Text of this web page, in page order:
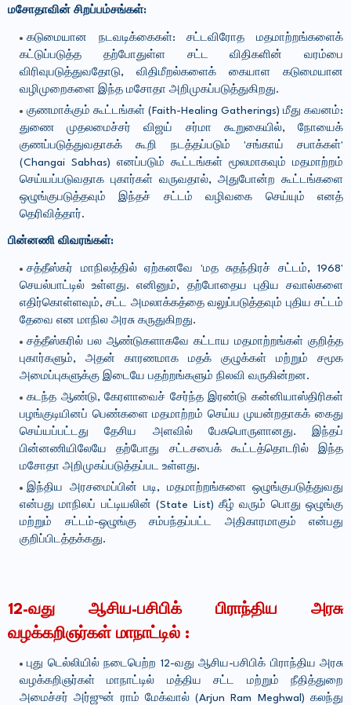
மசோதாவின் சிறப்பம்சங்கள்:
கடுமையான நடவடிக்கைகள்: சட்டவிரோத மதமாற்றங்களைக்
கட்டுப்படுத்த தற்போதுள்ள சட்ட விதிகளின் வரம்பை
விரிவுபடுத்துவதோடு, விதிமீறல்களைக் கையாள கடுமையான
வழிமுறைகளை இந்த மசோதா அறிமுகப்படுத்துகிறது.
குணமாக்கும் கூட்டங்கள் (Faith-Healing Gatherings) மீது கவனம்:
துணை முதலமைச்சர் விஜய் சர்மா கூறுகையில், நோயைக்
குணப்படுத்துவதாகக் கூறி நடத்தப்படும் 'சங்காய் சபாக்கள்'
(Changai Sabhas) எனப்படும் கூட்டங்கள் மூலமாகவும் மதமாற்றம்
செய்யப்படுவதாக புகார்கள் வருவதால், அதுபோன்ற கூட்டங்களை
ஒழுங்குபடுத்தவும் இந்தச் சட்டம் வழிவகை செய்யும் எனத்
தெரிவித்தார்.
பின்னணி விவரங்கள்:
சத்தீஸ்கர் மாநிலத்தில் ஏற்கனவே 'மத சுதந்திரச் சட்டம், 1968'
செயல்பாட்டில் உள்ளது. எனினும், தற்போதைய புதிய சவால்களை
எதிர்கொள்ளவும், சட்ட அமலாக்கத்தை வலுப்படுத்தவும் புதிய சட்டம்
தேவை என மாநில அரசு கருதுகிறது.
சத்தீஸ்கரில் பல ஆண்டுகளாகவே கட்டாய மதமாற்றங்கள் குறித்த
புகார்களும், அதன் காரணமாக மதக் குழுக்கள் மற்றும் சமூக
அமைப்புகளுக்கு இடையே பதற்றங்களும் நிலவி வருகின்றன.
கடந்த ஆண்டு, கேரளாவைச் சேர்ந்த இரண்டு கன்னியாஸ்திரிகள்
பழங்குடியினப் பெண்களை மதமாற்றம் செய்ய முயன்றதாகக் கைது
செய்யப்பட்டது தேசிய அளவில் பேசுபொருளானது. இந்தப்
பின்னணியிலேயே தற்போது சட்டசபைக் கூட்டத்தொடரில் இந்த
மசோதா அறிமுகப்படுத்தப்பட உள்ளது.
இந்திய அரசமைப்பின் படி, மதமாற்றங்களை ஒழுங்குபடுத்துவது
என்பது மாநிலப் பட்டியலின் (State List) கீழ் வரும் பொது ஒழுங்கு
மற்றும் சட்டம்-ஒழுங்கு சம்பந்தப்பட்ட அதிகாரமாகும் என்பது
குறிப்பிடத்தக்கது.
12-வது ஆசிய-பசிபிக் பிராந்திய அரசு
வழக்கறிஞர்கள் மாநாட்டில் :
புது டெல்லியில் நடைபெற்ற 12-வது ஆசிய-பசிபிக் பிராந்திய அரசு
வழக்கறிஞர்கள் மாநாட்டில் மத்திய சட்ட மற்றும் நீதித்துறை
அமைச்சர் அர்ஜுன் ராம் மேக்வால் (Arjun Ram Meghwal) கலந்து